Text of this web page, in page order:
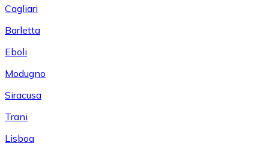
Cagliari
Barletta
Eboli
Modugno
Siracusa
Trani
Lisboa